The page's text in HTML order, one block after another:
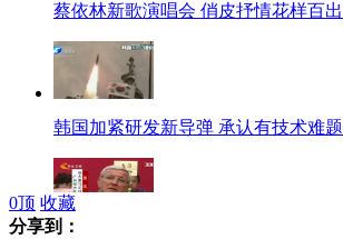
蔡依林新歌演唱会 俏皮抒情花样百出
韩国加紧研发新导弹 承认有技术难题
0顶 收藏
分享到：